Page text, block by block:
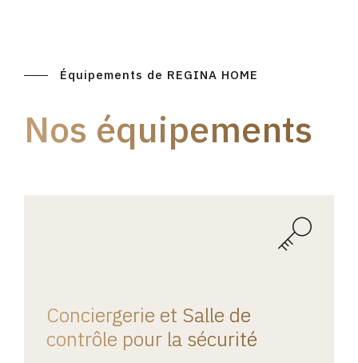
Équipements de REGINA HOME
Nos équipements
Conciergerie et Salle de
contrôle pour la sécurité